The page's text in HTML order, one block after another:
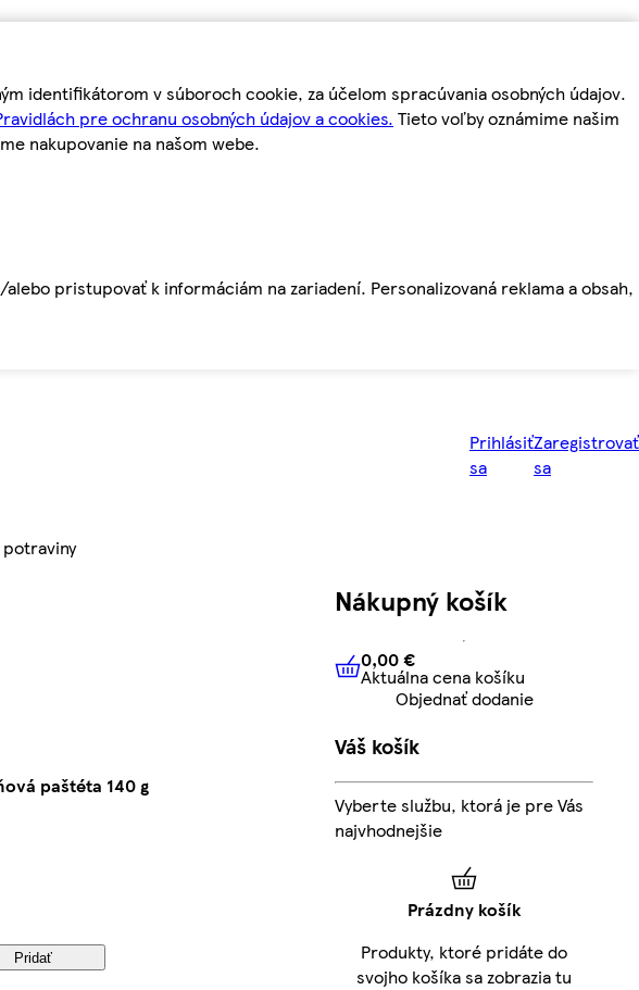
identifikátorom v súboroch cookie, za účelom spracúvania osobných údajov.
pre ochranu osobných údajov a cookies. Tieto voľby oznámime našim
nakupovanie na našom webe.
pristupovať k informáciám na zariadení. Personalizovaná reklama a obsah,
Prihlásiť
sa
Zaregistrovať
sa
paštéta 140 g
Pridať
Nákupný košík
0,00 € Aktuálna cena košíku
0,00 €
Aktuálna cena košíku
Objednať dodanie
Váš košík
Vyberte službu, ktorá je pre Vás
najvhodnejšie
Prázdny košík
Produkty, ktoré pridáte do
svojho košíka sa zobrazia tu